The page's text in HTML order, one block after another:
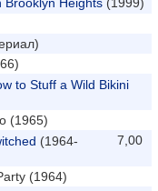
to Stuff a Wild Bikini
(1965)
7,00
(1964-
(1964)